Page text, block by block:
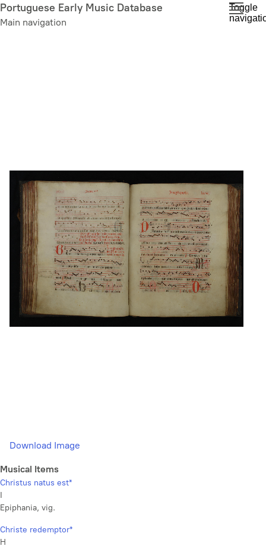
Skip
to
Portuguese Early Music Database
Main navigation
Toggle
Download Image
Musical Items
Christus natus est*
I
Epiphania, vig.
Christe redemptor*
H